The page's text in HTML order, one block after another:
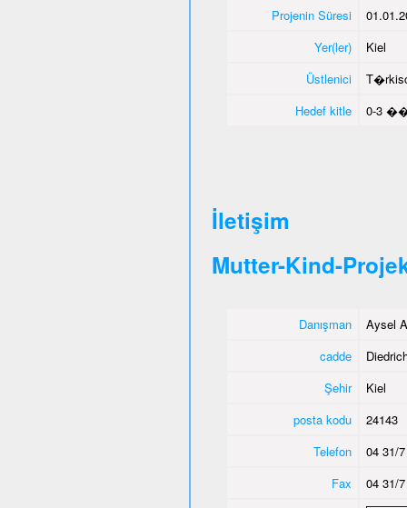
Projenin Süresi
Yer(ler)
Kiel
Üstlenici
Hedef kitle
0-3 ��
İletişim
Mutter-Kind-
Danışman
Aysel
cadde
Şehir
Kiel
posta kodu
24143
Telefon
04 31/
Fax
04 31/